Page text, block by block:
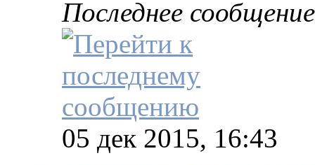
Последнее сообщение
05 дек 2015, 16:43